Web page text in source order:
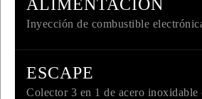
ALIMENTACIÓN
Inyección de combustible
ESCAPE
Colector 3 en 1 de acero